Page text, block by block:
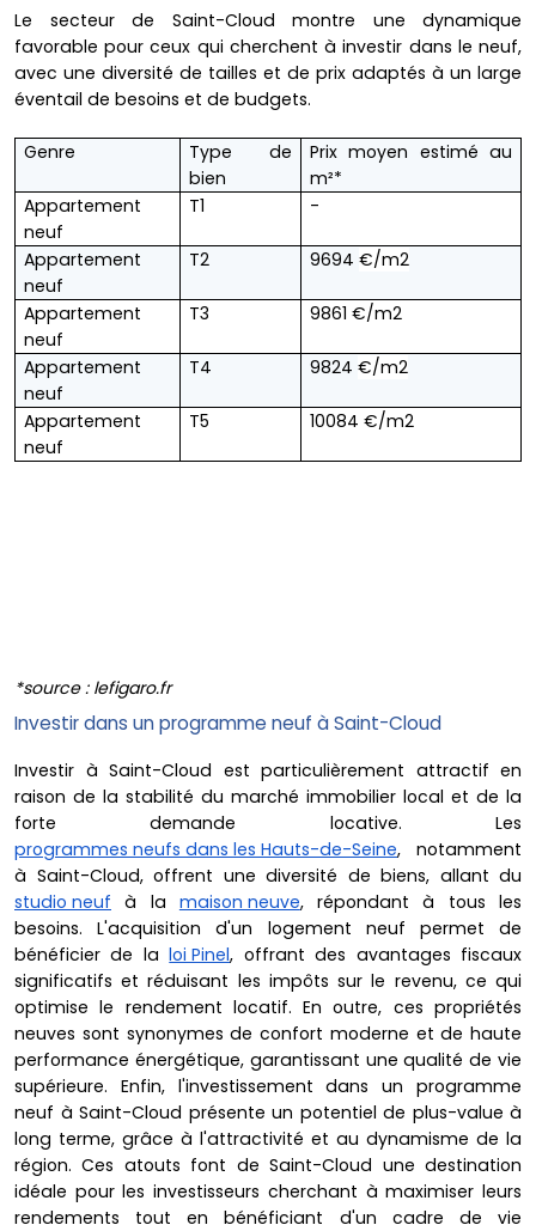
Le secteur de Saint-Cloud montre une dynamique
favorable pour ceux qui cherchent à investir dans le neuf,
avec une diversité de tailles et de prix adaptés à un large
éventail de besoins et de budgets.
Genre
Type de
bien
Prix moyen estimé au
m²*
Appartement
neuf
T1 -
Appartement
neuf
T2 9694€/m2
Appartement
neuf
T3 9861€/m2
Appartement
neuf
T4 9824€/m2
Appartement
neuf
T5 10084€/m2
*source : lefigaro.fr
Investir dans un programme neuf à Saint-Cloud
Investir à Saint-Cloud est particulièrement attractif en
raison de la stabilité du marché immobilier local et de la
forte demande locative. Les
programmes neufs dans les Hauts-de-Seine, notamment
à Saint-Cloud, offrent une diversité de biens, allant du
studio neuf à la maison neuve, répondant à tous les
besoins. L'acquisition d'un logement neuf permet de
bénéficier de laloi Pinel, offrant des avantages fiscaux
significatifs et réduisant les impôts sur le revenu, ce qui
optimise le rendement locatif. En outre, ces propriétés
neuves sont synonymes de confort moderne et de haute
performance énergétique, garantissant une qualité de vie
supérieure. Enfin, l'investissement dans un programme
neuf à Saint-Cloud présente un potentiel de plus-value à
long terme, grâce à l'attractivité et au dynamisme de la
région. Ces atouts font de Saint-Cloud une destination
idéale pour les investisseurs cherchant à maximiser leurs
rendements tout en bénéficiant d'un cadre de vie